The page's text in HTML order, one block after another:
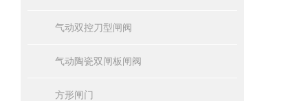
气动双控刀型闸阀
气动陶瓷双闸板闸阀
方形闸门